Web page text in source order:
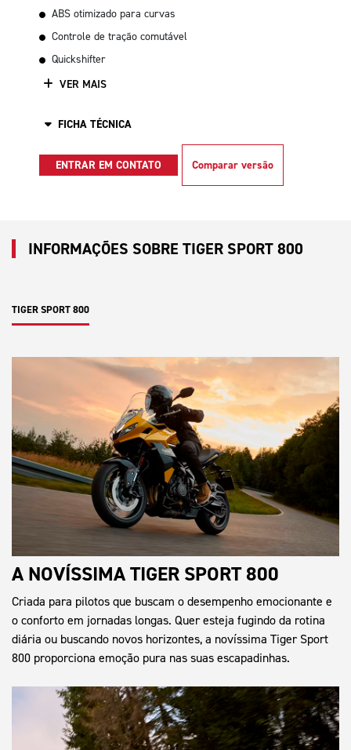
ABS otimizado para curvas
Controle de tração comutável
Quickshifter
VER MAIS
FICHA TÉCNICA
ENTRAR EM CONTATO Comparar versão
INFORMAÇÕES SOBRE TIGER SPORT 800
TIGER SPORT 800
A NOVÍSSIMA TIGER SPORT 800
Criada para pilotos que buscam o desempenho emocionante e
o conforto em jornadas longas. Quer esteja fugindo da rotina
diária ou buscando novos horizontes, a novíssima Tiger Sport
800 proporciona emoção pura nas suas escapadinhas.